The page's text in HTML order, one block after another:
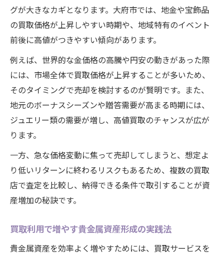
グが大きなカギとなります。大府市では、地金や宝飾品
の買取価格が上昇しやすい時期や、地域特有のイベント
前後に高値がつきやすい傾向があります。
例えば、世界的な金価格の高騰や円安の動きがあった際
には、市場全体で買取価格が上昇することが多いため、
そのタイミングで売却を検討するのが賢明です。また、
地元のボーナスシーズンや贈答需要が高まる時期には、
ジュエリー類の需要が増し、高値買取のチャンスが広が
ります。
一方、急な価格変動に焦って売却してしまうと、想定よ
り低いリターンに終わるリスクもあるため、複数の買取
店で査定を比較し、納得できる条件で取引することが資
産増加の秘訣です。
買取利用で増やす貴金属資産形成の実践法
貴金属資産を効率よく増やすためには、買取サービスを